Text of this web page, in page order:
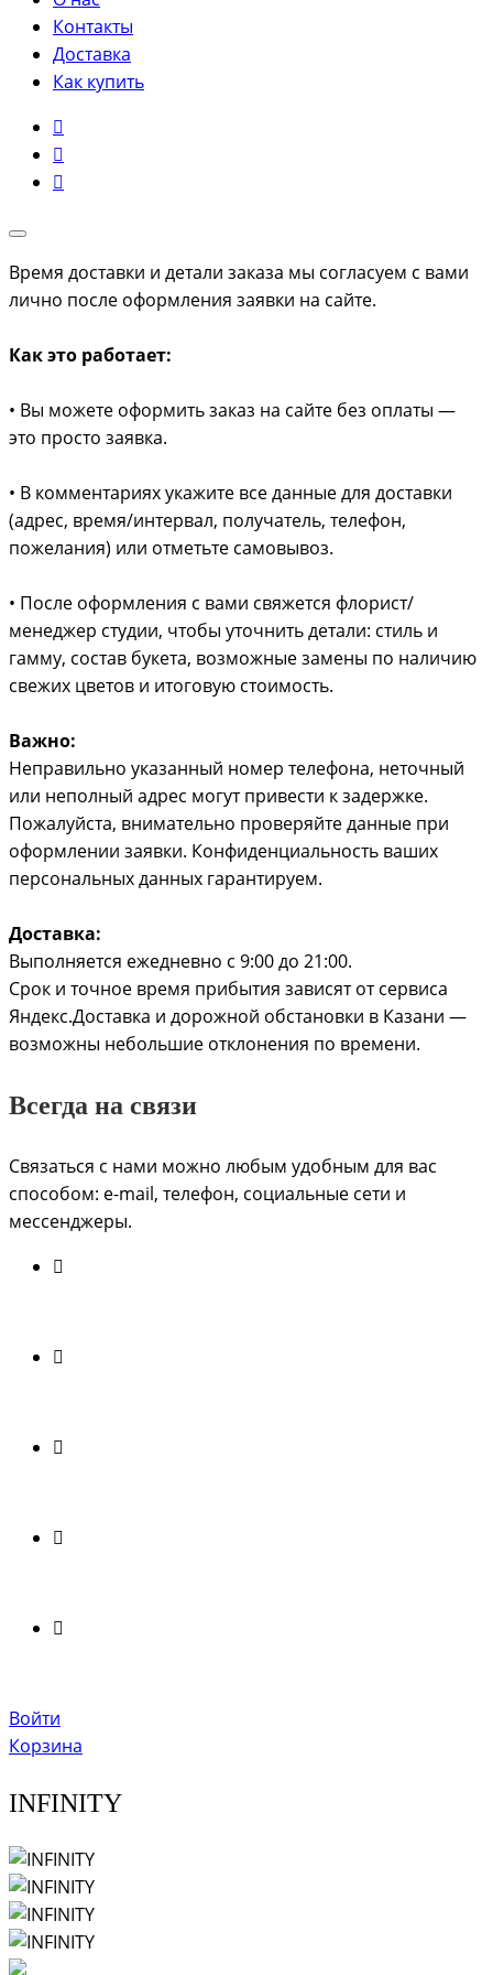
Контакты
Доставка
Как купить
Время доставки и детали заказа мы согласуем с вами
лично после оформления заявки на сайте.
Как это работает:
• Вы можете оформить заказ на сайте без оплаты —
это просто заявка.
• В комментариях укажите все данные для доставки
(адрес, время/интервал, получатель, телефон,
пожелания) или отметьте самовывоз.
• После оформления с вами свяжется флорист/
менеджер студии, чтобы уточнить детали: стиль и
гамму, состав букета, возможные замены по наличию
свежих цветов и итоговую стоимость.
Важно:
Неправильно указанный номер телефона, неточный
или неполный адрес могут привести к задержке.
Пожалуйста, внимательно проверяйте данные при
оформлении заявки. Конфиденциальность ваших
персональных данных гарантируем.
Доставка:
Выполняется ежедневно с 9:00 до 21:00.
Срок и точное время прибытия зависят от сервиса
Яндекс.Доставка и дорожной обстановки в Казани —
возможны небольшие отклонения по времени.
Всегда на связи
Связаться с нами можно любым удобным для вас
способом: e-mail, телефон, социальные сети и
мессенджеры.
Войти
Корзина
INFINITY